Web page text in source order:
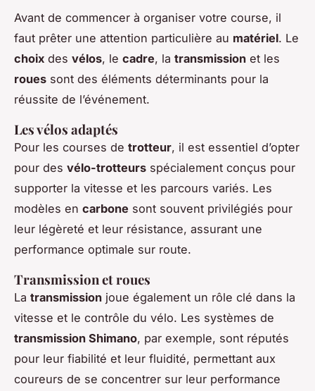
Avant de commencer à organiser votre course, il
faut prêter une attention particulière au matériel. Le
choix des vélos, le cadre, la transmission et les
roues sont des éléments déterminants pour la
réussite de l’événement.
Les vélos adaptés
Pour les courses de trotteur, il est essentiel d’opter
pour des vélo-trotteurs spécialement conçus pour
supporter la vitesse et les parcours variés. Les
modèles en carbone sont souvent privilégiés pour
leur légèreté et leur résistance, assurant une
performance optimale sur route.
Transmission et roues
La transmission joue également un rôle clé dans la
vitesse et le contrôle du vélo. Les systèmes de
transmission Shimano, par exemple, sont réputés
pour leur fiabilité et leur fluidité, permettant aux
coureurs de se concentrer sur leur performance